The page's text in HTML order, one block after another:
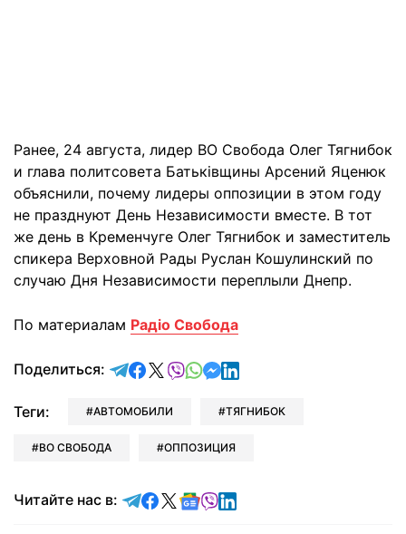
Ранее, 24 августа, лидер ВО Свобода Олег Тягнибок
и глава политсовета Батьківщины Арсений Яценюк
объяснили, почему лидеры оппозиции в этом году
не празднуют День Независимости вместе. В тот
же день в Кременчуге Олег Тягнибок и заместитель
спикера Верховной Рады Руслан Кошулинский по
случаю Дня Независимости переплыли Днепр.
По материалам Радіо Свобода
Поделиться: отправить в Telegram
поделиться в Facebook
поделиться в X
отправить в Viber
отправить в Whatsapp
отправить в Messenger
отправить в LinkedIn
Теги: АВТОМОБИЛИ ТЯГНИБОК
ВО СВОБОДА ОППОЗИЦИЯ
Читайте нас в: Читайте в Telegram
Читайте в Facebook
Читайте в X
Читайте в Google news
Читайте в Viber
Читайте в LinkedIn